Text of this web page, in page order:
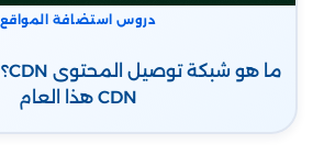
دروس استضافة المواقع
CDN هذا العام